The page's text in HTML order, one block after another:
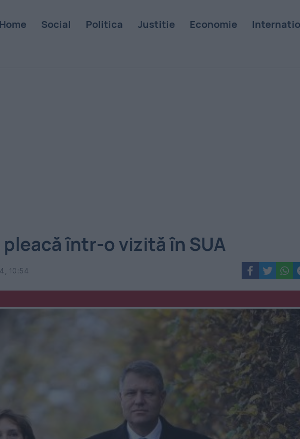
Home Social Politica Justitie Economie
într-o vizită în SUA
10:54